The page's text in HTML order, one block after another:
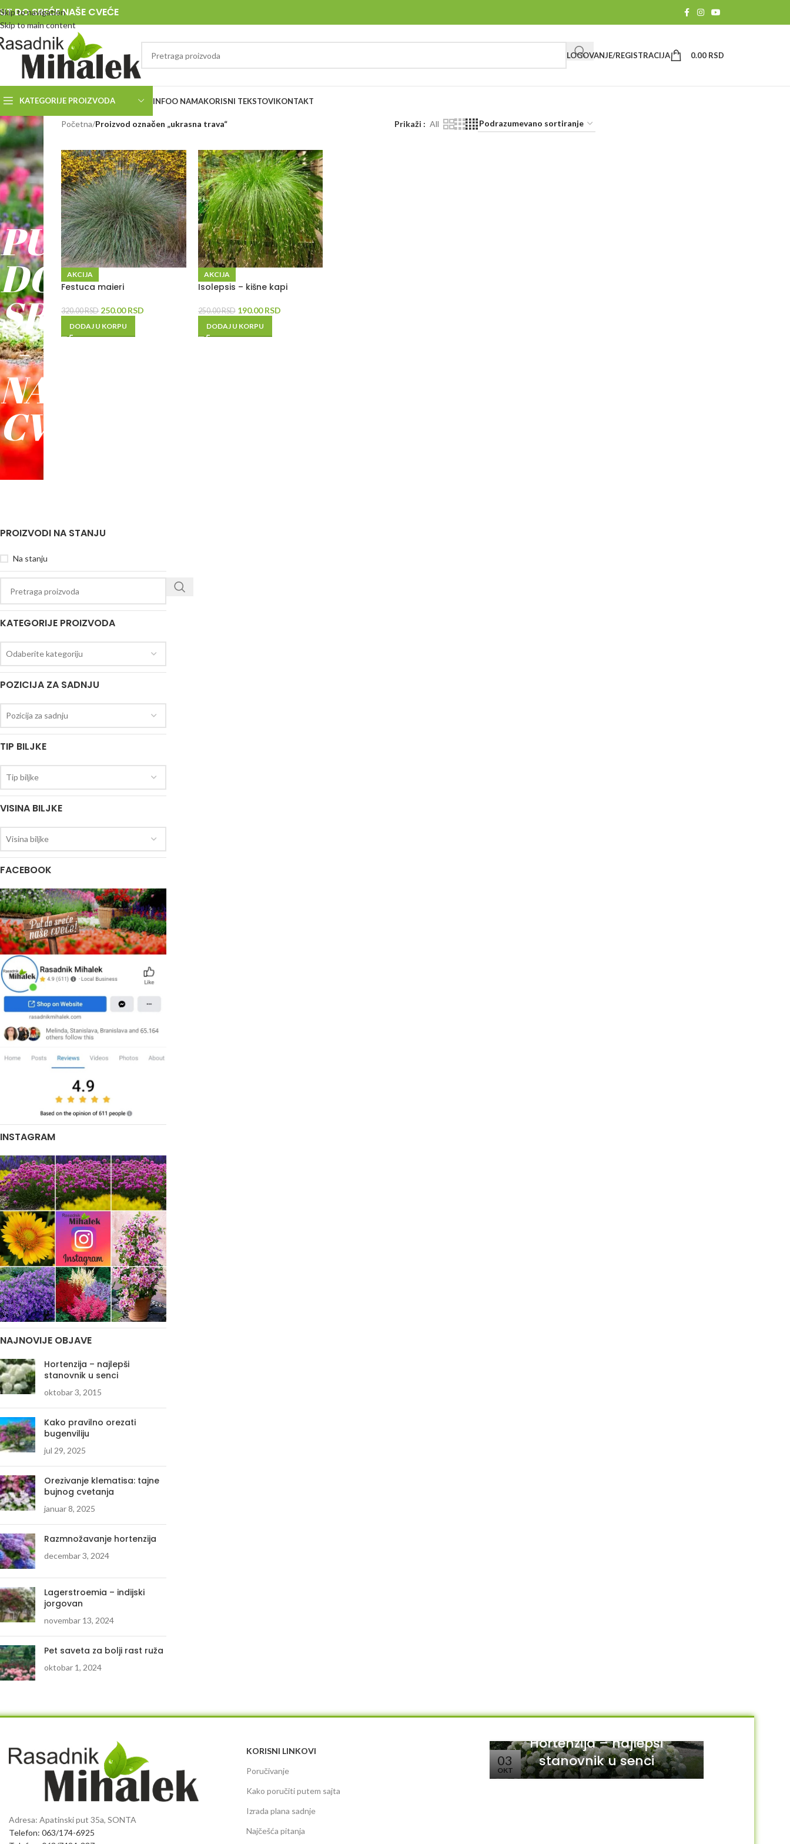
Skip to navigation
Skip to main content
DO SREĆE NAŠE CVEĆE
LOGOVANJE/REGISTRACIJA 0.00 RSD
KATEGORIJE PROIZVODA INFOO NAMAKORISNI TEKSTOVIKONTAKT
RASADNIK
MIHALEK
PUT
DO
SREĆE
-
NAŠE
CVEĆE
Početna/Proizvod označen „ukrasna trava“ Prikaži All
AKCIJA
Festuca maieri
320.00RSD 250.00RSD
DODAJ U KORPU
AKCIJA
Isolepsis – kišne kapi
250.00RSD 190.00RSD
DODAJ U KORPU
PROIZVODI NA STANJU
Na stanju
KATEGORIJE PROIZVODA
Odaberite kategoriju
POZICIJA ZA SADNJU
Pozicija za sadnju
TIP BILJKE
Tip biljke
VISINA BILJKE
Visina biljke
FACEBOOK
INSTAGRAM
NAJNOVIJE OBJAVE
Hortenzija – najlepši
stanovnik u senci
oktobar 3, 2015
Kako pravilno orezati
bugenviliju
jul 29, 2025
Orezivanje klematisa: tajne
bujnog cvetanja
januar 8, 2025
Razmnožavanje hortenzija
decembar 3, 2024
Lagerstroemia – indijski
jorgovan
novembar 13, 2024
Pet saveta za bolji rast ruža
oktobar 1, 2024
Adresa: Apatinski put 35a, SONTA
Telefon: 063/174-6925
KORISNI LINKOVI
Poručivanje
Kako poručiti putem sajta
Izrada plana sadnje
Najčešća pitanja
03
OKT
Hortenzija – najlepši
stanovnik u senci